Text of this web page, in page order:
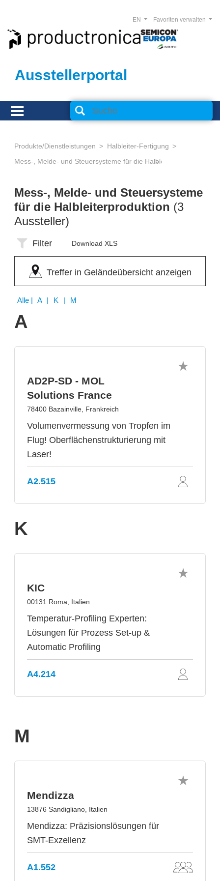
Ausstellerportal
Favoriten verwalten
EN
Produkte/Dienstleistungen
Halbleiter-Fertigung
Mess-, Melde- und Steuersysteme für die Halbleiterproduktion
Mess-, Melde- und Steuersysteme
für die Halbleiterproduktion (3
Aussteller)
Filter Download XLS
Treffer in Geländeübersicht anzeigen
Alle | A | K | M
A
AD2P-SD - MOL
Solutions France
78400 Bazainville, Frankreich
Volumenvermessung von Tropfen im
Flug! Oberflächenstrukturierung mit
Laser!
A2.515
K
KIC
00131 Roma, Italien
Temperatur-Profiling Experten:
Lösungen für Prozess Set-up &
Automatic Profiling
A4.214
M
Mendizza
13876 Sandigliano, Italien
Mendizza: Präzisionslösungen für
SMT-Exzellenz
A1.552